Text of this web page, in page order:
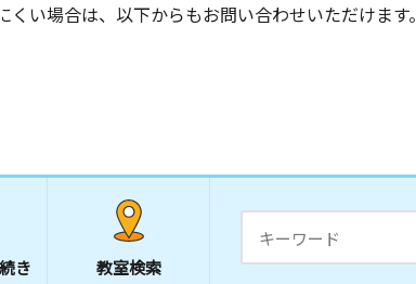
い場合は、以下からもお問い合わせいただけます。
き 教室検索